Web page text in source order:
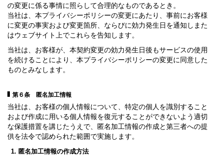
の変更に係る事情に照らして合理的なものであるとき。
当社は、本プライバシーポリシーの変更にあたり、事前にお客様
に変更の事実および変更箇所、ならびに効力発生日を通知しまた
はウェブサイト上でこれらを告知します。
当社は、お客様が、本契約変更の効力発生日後もサービスの使用
を続けることにより、本プライバシーポリシーの変更に同意した
ものとみなします。
第６条 匿名加工情報
当社は、お客様の個人情報について、特定の個人を識別すること
および作成に用いる個人情報を復元することができないよう適切
な保護措置を講じたうえで、匿名加工情報の作成と第三者への提
供を法令で認められた範囲で実施します。
1. 匿名加工情報の作成方法